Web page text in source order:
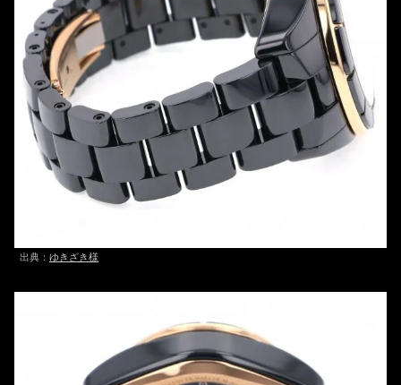
出典： ゆきざき様